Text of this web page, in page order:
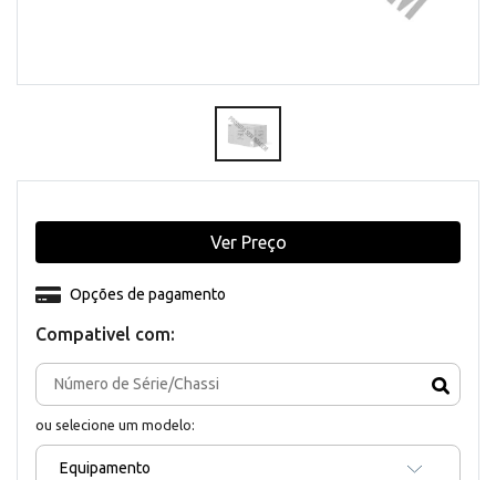
Compativel com:
ou selecione um modelo:
Equipamento
Opções de pagamento
Ver Preço